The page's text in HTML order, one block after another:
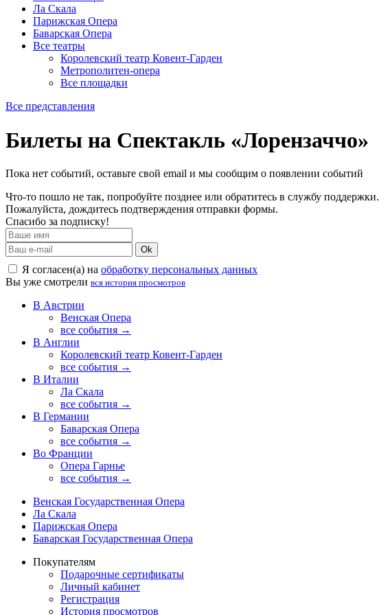
Ла Скала
Парижская Опера
Баварская Опера
Все театры
Королевский театр Ковент-Гарден
Метрополитен-опера
Все площадки
Все представления
Билеты на Спектакль «Лорензаччо»
Пока нет событий, оставьте свой email и мы сообщим о появлении событий
Что-то пошло не так, попробуйте позднее или обратитесь в службу поддержки.
Пожалуйста, дождитесь подтверждения отправки формы.
Спасибо за подписку!
Ok
Я согласен(а) на обработку персональных данных
Вы уже смотрели вся история просмотров
В Австрии
Венская Опера
все события →
В Англии
Королевский театр Ковент-Гарден
все события →
В Италии
Ла Скала
все события →
В Германии
Баварская Опера
все события →
Во Франции
Опера Гарнье
все события →
Венская Государственная Опера
Ла Скала
Парижская Опера
Баварская Государственная Опера
Покупателям
Подарочные сертификаты
Личный кабинет
Регистрация
История просмотров